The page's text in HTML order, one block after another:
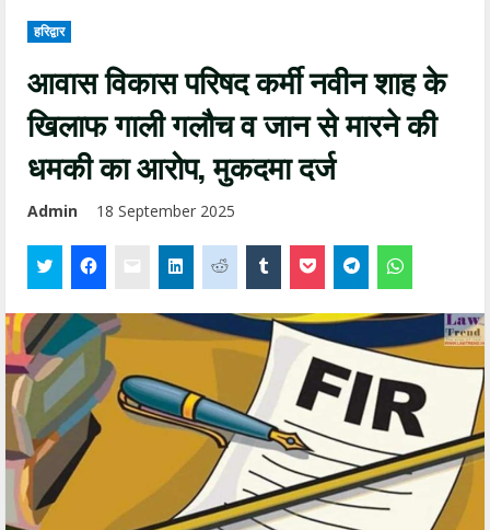
हरिद्वार
आवास विकास परिषद कर्मी नवीन शाह के
खिलाफ गाली गलौच व जान से मारने की
धमकी का आरोप, मुकदमा दर्ज
Admin 18 September 2025